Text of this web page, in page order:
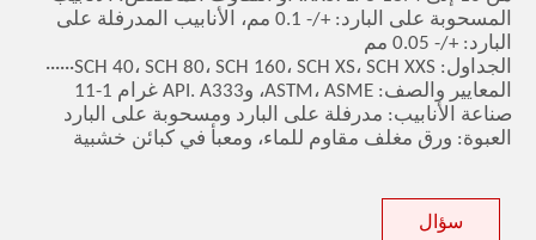
المسحوبة على البارد: +/- 0.1 مم، الأنابيب المدرفلة على
البارد: +/- 0.05 مم
الجداول: SCH 40، SCH 80، SCH 160، SCH XS، SCH XXS······
المعايير والصف: ASTM، ASME، وAPI. A333 غرام 1-11
صناعة الأنابيب: مدرفلة على البارد ومسحوبة على البارد
العبوة: ورق مغلف مقاوم للماء، ومعبأ في كبائن خشبية
سؤال